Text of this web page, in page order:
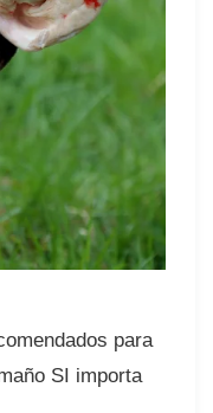
para
SI importa⠀